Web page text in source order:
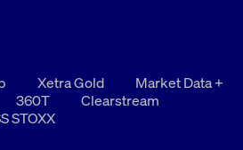
Xetra Gold
Market Data +
360T
Clearstream
STOXX